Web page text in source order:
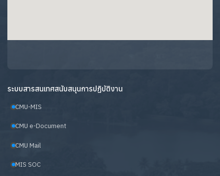
ระบบสารสนเทศสนับสนุนการปฏิบัติงาน
CMU-MIS
CMU e-Document
CMU Mail
MIS SOC